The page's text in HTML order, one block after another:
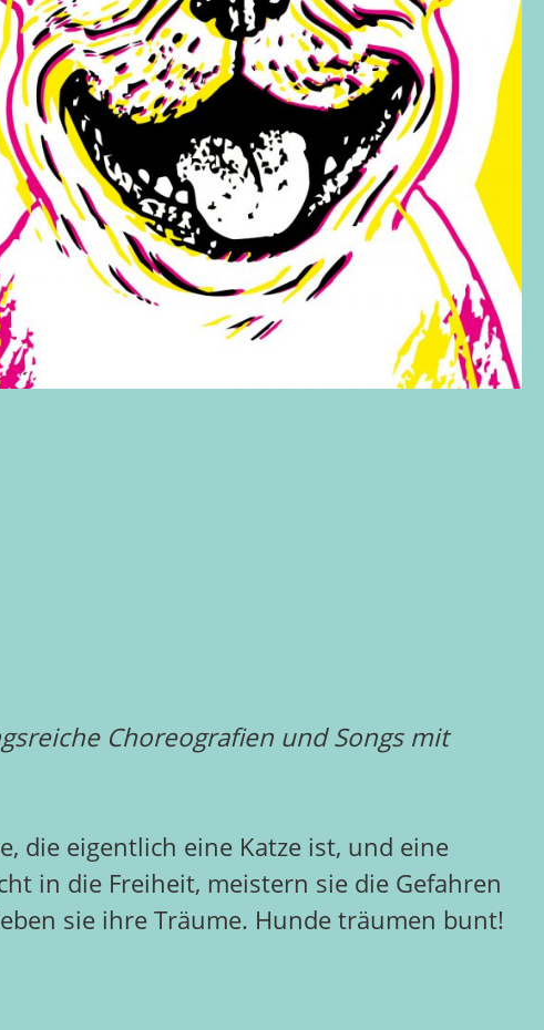
Choreografien und Songs mit
die eigentlich eine Katze ist, und eine
in die Freiheit, meistern sie die Gefahren
sie ihre Träume. Hunde träumen bunt!